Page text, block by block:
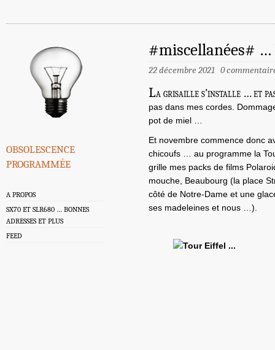
obsolescence
programmée
A PROPOS
SX70 ET SLR680 … BONNES
ADRESSES ET PLUS
FEED
#miscellanées# …
22 décembre 2021 0
La grisaille s’installe … et pas
pas dans mes cordes.
pot de miel …
Et novembre commence donc
chicoufs … au programme la
grille mes packs de films
mouche, Beaubourg (la place
côté de Notre-Dame et une
ses madeleines et nous …).